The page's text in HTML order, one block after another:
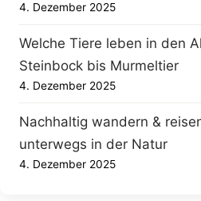
4. Dezember 2025
Welche Tiere leben in den
Steinbock bis Murmeltier
4. Dezember 2025
Nachhaltig wandern &
unterwegs in der Natur
4. Dezember 2025